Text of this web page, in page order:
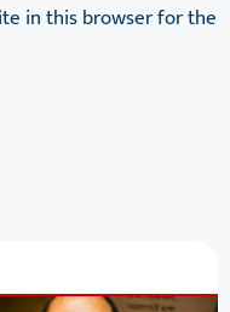
in this browser for the